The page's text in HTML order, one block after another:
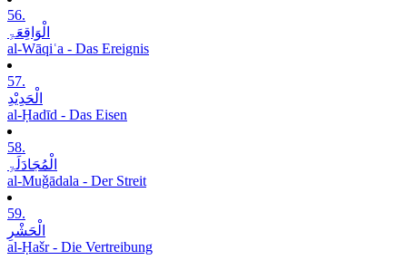
56.
الْوَاقِعَۃِ
al-Wāqiʿa - Das Ereignis
57.
الْحَدِیْدِ
al-Ḥadīd - Das Eisen
58.
الْمُجَادَلَۃِ
al-Muǧādala - Der Streit
59.
الْحَشْرِ
al-Ḥašr - Die Vertreibung